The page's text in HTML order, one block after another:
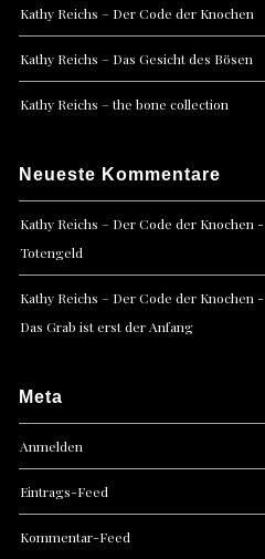
Kathy Reichs – Der Code der Knochen
Kathy Reichs – Das Gesicht des Bösen
Kathy Reichs – the bone collection
Neueste Kommentare
Kathy Reichs – Der Code der Knochen
Totengeld
Kathy Reichs – Der Code der Knochen
Das Grab ist erst der Anfang
Meta
Anmelden
Eintrags-Feed
Kommentar-Feed